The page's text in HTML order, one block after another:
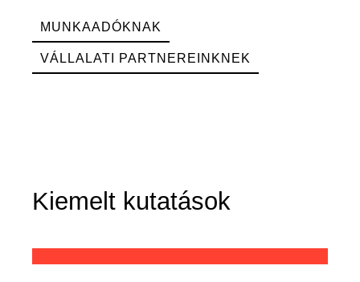
MUNKAADÓKNAK
VÁLLALATI PARTNEREINKNEK
Kiemelt kutatások